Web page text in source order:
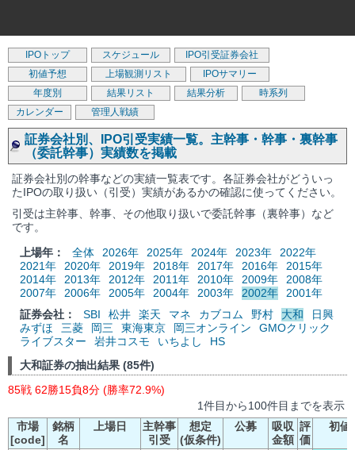
IPOトップ スケジュール
IPO引受証券会社
初値予想
上場観測リスト
IPOサマリー
年度別
結果リスト 結果分析
時系列
カレンダー
管理人戦績
証券会社別、IPO引受実績一覧。主幹事・幹事・裏幹事
（委託幹事）実績数を掲載
証券会社別の幹事などの実績一覧表です。各証券会社がどういっ
たIPOの取り扱い（引受）実績があるかの確認に使ってください。
引受は主幹事、幹事、その他取り扱いで委託幹事（裏幹事）など
です。
上場年：
全体 2026年 2025年 2024年 2023年
2022年
2021年
2020年 2019年 2018年 2017年 2016年
2015年
2014年
2013年 2012年 2011年 2010年 2009年
2008年
2007年
2006年 2005年 2004年 2003年 2002年
2001年
証券会社：
SBI 松井 楽天 マネ カブコム 野村 大和
日興
みずほ
三菱 岡三 東海東京 岡三オンライン
GMOクリック
ライブスター
岩井コスモ いちよし
HS
大和証券の抽出結果 (85件)
85戦 62勝15負8分 (勝率72.9%)
1件目から100件目までを表示
市場
[code]
銘柄
名
上場日
主幹事
引受
想定
(仮条件)
公募
吸収
金額
評
価
初値